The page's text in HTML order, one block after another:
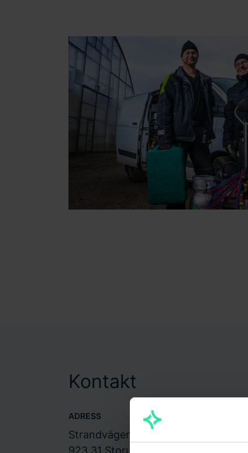
Kontakt
ADRESS
Strandvägen 15B
923 31 Storuman